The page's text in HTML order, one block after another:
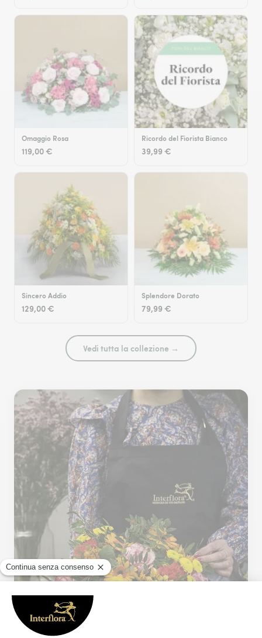
Omaggio Rosa
119,00 €
Ricordo del Fiorista Bianco
39,99 €
Sincero Addio
129,00 €
Splendore Dorato
79,99 €
Vedi tutta la collezione →